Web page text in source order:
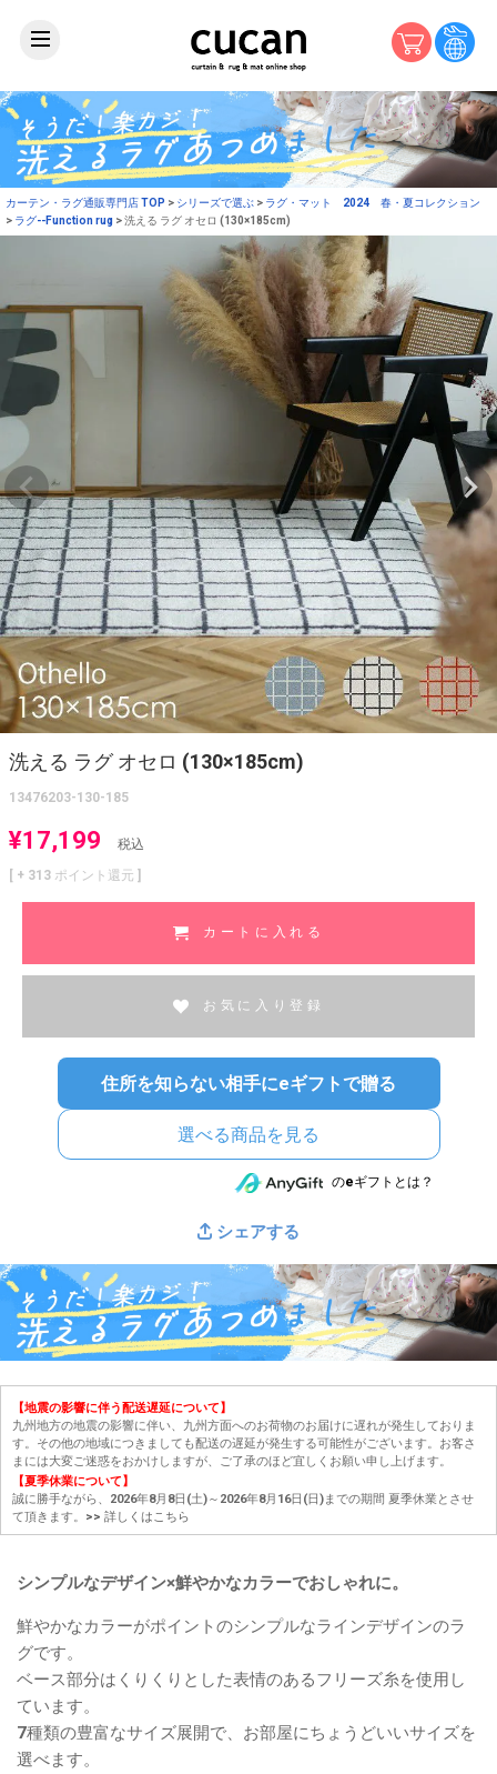
カーテン・ラグ通販専門店 TOP シリーズで選ぶ
ラグ・マット 2024 春・夏コレクション
ラグ--Function rug
洗える ラグ オセロ (130×185cm)
洗える ラグ オセロ (130×185cm)
13476203-130-185
¥17,199
税込
[ + 313 ポイント還元 ]
カートに入れる
お気に入り登録
住所を知らない相手にeギフトで贈る
選べる商品を見る
のeギフトとは？
シェアする
【地震の影響に伴う配送遅延について】
九州地方の地震の影響に伴い、九州方面へのお荷物のお届けに遅れが発生しておりま
す。その他の地域につきましても配送の遅延が発生する可能性がございます。お客さ
まには大変ご迷惑をおかけしますが、ご了承のほど宜しくお願い申し上げます。
【夏季休業について】
誠に勝手ながら、2026年8月8日(土)～2026年8月16日(日)までの期間 夏季休業とさせ
て頂きます。 >> 詳しくはこちら
シンプルなデザイン×鮮やかなカラーでおしゃれに。
鮮やかなカラーがポイントのシンプルなラインデザインのラ
グです。
ベース部分はくりくりとした表情のあるフリーズ糸を使用し
ています。
7種類の豊富なサイズ展開で、お部屋にちょうどいいサイズを
選べます。